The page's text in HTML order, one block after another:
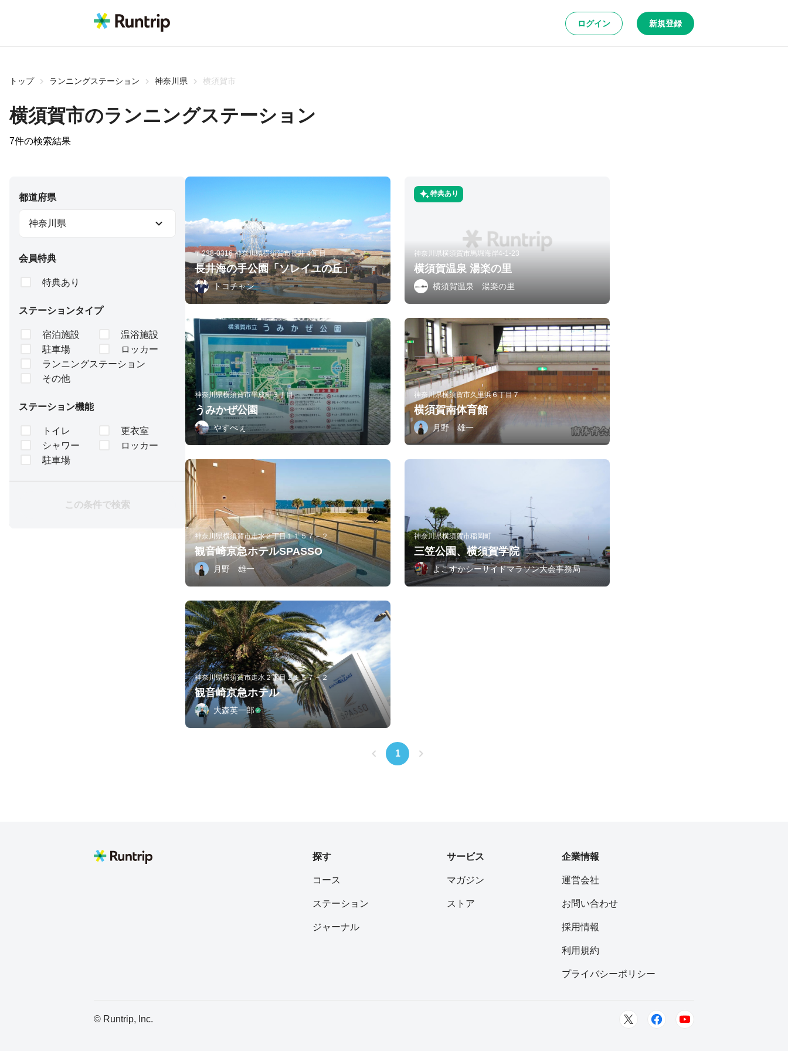
ログイン 新規登録
トップ ランニングステーション 神奈川県 横須賀市
横須賀市のランニングステーション
7件の検索結果
都道府県
神奈川県
会員特典
特典あり
ステーションタイプ
宿泊施設
温浴施設
駐車場
ロッカー
ランニングステーション
その他
ステーション機能
トイレ
更衣室
シャワー
ロッカー
駐車場
この条件で検索
〒238-0316 神奈川県横須賀市長井４丁目
長井海の手公園「ソレイユの丘」
トコチャン
特典あり
神奈川県横須賀市馬堀海岸4-1-23
横須賀温泉 湯楽の里
横須賀温泉 湯楽の里
神奈川県横須賀市平成町３丁目
うみかぜ公園
やすべぇ
神奈川県横須賀市久里浜６丁目７
横須賀南体育館
月野 雄一
神奈川県横須賀市走水２丁目１１５７－２
観音崎京急ホテルSPASSO
月野 雄一
神奈川県横須賀市稲岡町
三笠公園、横須賀学院
よこすかシーサイドマラソン大会事務局
神奈川県横須賀市走水２丁目１１５７－２
観音崎京急ホテル
大森英一郎
1
探す
コース
ステーション
ジャーナル
サービス
マガジン
ストア
企業情報
運営会社
お問い合わせ
採用情報
利用規約
プライバシーポリシー
© Runtrip, Inc.